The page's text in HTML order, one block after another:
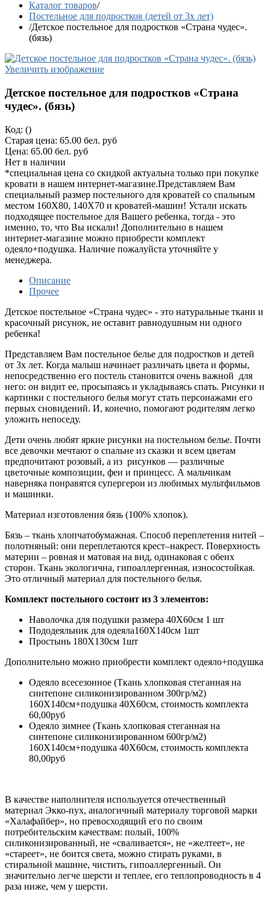
Каталог товаров/
Постельное для подростков (детей от 3х лет)
/Детское постельное для подростков «Страна чудес».
(бязь)
Увеличить изображение
Детское постельное для подростков «Страна
чудес». (бязь)
Код: ()
Старая цена: 65.00 бел. руб
Цена: 65.00 бел. руб
Нет в наличии
*специальная цена со скидкой актуальна только при покупке
кровати в нашем интернет-магазине.Представляем Вам
специальный размер постельного для кроватей со спальным
местом 160Х80, 140Х70 и кроватей-машин! Устали искать
подходящее постельное для Вашего ребенка, тогда - это
именно, то, что Вы искали! Дополнительно в нашем
интернет-магазине можно приобрести комплект
одеяло+подушка. Наличие пожалуйста уточняйте у
менеджера.
Описание
Прочее
Детское постельное «Страна чудес» - это натуральные ткани и
красочный рисунок, не оставит равнодушным ни одного
ребенка!
Представляем Вам постельное белье для подростков и детей
от 3х лет. Когда малыш начинает различать цвета и формы,
непосредственно его постель становится очень важной для
него: он видит ее, просыпаясь и укладываясь спать. Рисунки и
картинки с постельного белья могут стать персонажами его
первых сновидений. И, конечно, помогают родителям легко
уложить непоседу.
Дети очень любят яркие рисунки на постельном белье. Почти
все девочки мечтают о спальне из сказки и всем цветам
предпочитают розовый, а из рисунков — различные
цветочные композиции, феи и принцесс. А мальчикам
наверняка понравятся супергерои из любимых мультфильмов
и машинки.
Материал изготовления бязь (100% хлопок).
Бязь – ткань хлопчатобумажная. Способ переплетения нитей –
полотняный: они переплетаются крест–накрест. Поверхность
материи – ровная и матовая на вид, одинаковая с обеих
сторон. Ткань экологична, гипоаллергенная, износостойкая.
Это отличный материал для постельного белья.
Комплект постельного состоит из 3 элементов:
Наволочка для подушки размера 40Х60см 1 шт
Пододеяльник для одеяла160Х140см 1шт
Простынь 180Х130см 1шт
Дополнительно можно приобрести комплект одеяло+подушка
Одеяло всесезонное (Ткань хлопковая стеганная на
синтепоне силиконизированном 300гр/м2)
160Х140см+подушка 40Х60см, стоимость комплекта
60,00руб
Одеяло зимнее (Ткань хлопковая стеганная на
синтепоне силиконизированном 600гр/м2)
160Х140см+подушка 40Х60см, стоимость комплекта
80,00руб
В качестве наполнителя используется отечественный
материал Экко-пух, аналогичный материалу торговой марки
«Халафайбер», но превосходящий его по своим
потребительским качествам: полый, 100%
силиконизированный, не «сваливается», не «желтеет», не
«стареет», не боится света, можно стирать руками, в
стиральной машине, чистить, гипоаллергенный. Он
значительно легче шерсти и теплее, его теплопроводность в 4
раза ниже, чем у шерсти.